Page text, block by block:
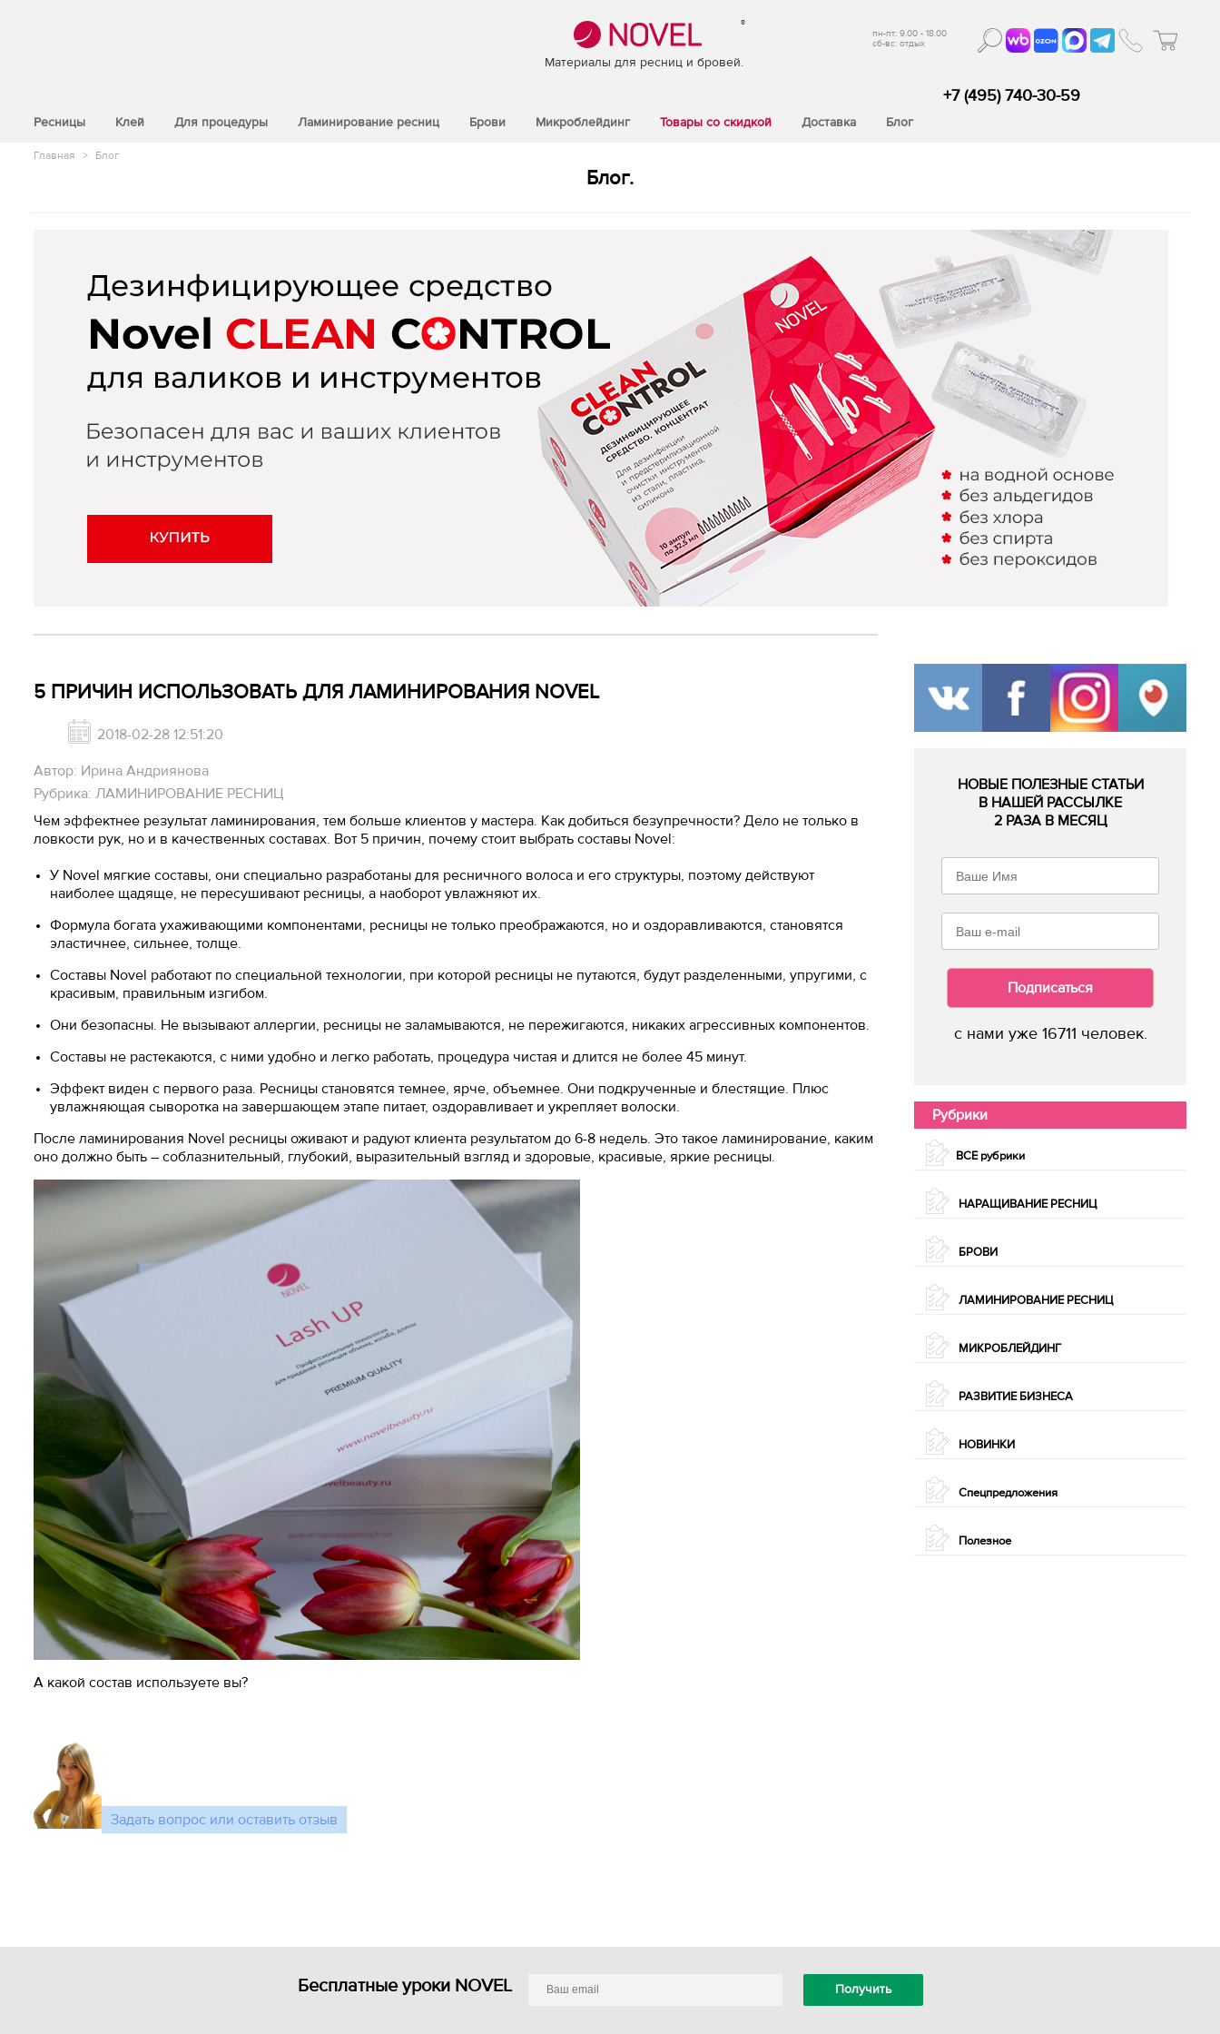
®
Материалы для ресниц и бровей.
пн-пт: 9.00 - 18.00
сб-вс: отдых
Ресницы Клей Для процедуры Ламинирование ресниц Брови Микроблейдинг Товары со скидкой Доставка Блог
+7 (495) 740-30-59
Главная > Блог
Блог.
5 ПРИЧИН ИСПОЛЬЗОВАТЬ ДЛЯ ЛАМИНИРОВАНИЯ NOVEL
2018-02-28 12:51:20
Автор: Ирина Андриянова
Рубрика: ЛАМИНИРОВАНИЕ РЕСНИЦ
Чем эффектнее результат ламинирования, тем больше клиентов у мастера. Как добиться безупречности? Дело не только в
ловкости рук, но и в качественных составах. Вот 5 причин, почему стоит выбрать составы Novel:
У Novel мягкие составы, они специально разработаны для ресничного волоса и его структуры, поэтому действуют
наиболее щадяще, не пересушивают ресницы, а наоборот увлажняют их.
Формула богата ухаживающими компонентами, ресницы не только преображаются, но и оздоравливаются, становятся
эластичнее, сильнее, толще.
Составы Novel работают по специальной технологии, при которой ресницы не путаются, будут разделенными, упругими, с
красивым, правильным изгибом.
Они безопасны. Не вызывают аллергии, ресницы не заламываются, не пережигаются, никаких агрессивных компонентов.
Составы не растекаются, с ними удобно и легко работать, процедура чистая и длится не более 45 минут.
Эффект виден с первого раза. Ресницы становятся темнее, ярче, объемнее. Они подкрученные и блестящие. Плюс
увлажняющая сыворотка на завершающем этапе питает, оздоравливает и укрепляет волоски.
После ламинирования Novel ресницы оживают и радуют клиента результатом до 6-8 недель. Это такое ламинирование, каким
оно должно быть – соблазнительный, глубокий, выразительный взгляд и здоровые, красивые, яркие ресницы.
А какой состав используете вы?
Задать вопрос или оставить отзыв
НОВЫЕ ПОЛЕЗНЫЕ СТАТЬИ
В НАШЕЙ РАССЫЛКЕ
2 РАЗА В МЕСЯЦ
Подписаться
с нами уже 16711 человек.
Рубрики
ВСЕ рубрики
НАРАЩИВАНИЕ РЕСНИЦ
БРОВИ
ЛАМИНИРОВАНИЕ РЕСНИЦ
МИКРОБЛЕЙДИНГ
РАЗВИТИЕ БИЗНЕСА
НОВИНКИ
Спецпредложения
Полезное
Бесплатные уроки NOVEL